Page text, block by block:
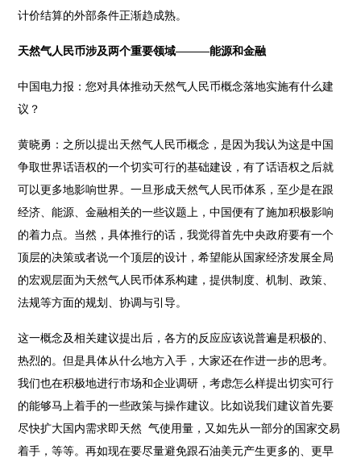
计价结算的外部条件正渐趋成熟。
天然气人民币涉及两个重要领域———能源和金融
中国电力报：您对具体推动天然气人民币概念落地实施有什么建
议？
黄晓勇：之所以提出天然气人民币概念，是因为我认为这是中国
争取世界话语权的一个切实可行的基础建设，有了话语权之后就
可以更多地影响世界。一旦形成天然气人民币体系，至少是在跟
经济、能源、金融相关的一些议题上，中国便有了施加积极影响
的着力点。当然，具体推行的话，我觉得首先中央政府要有一个
顶层的决策或者说一个顶层的设计，希望能从国家经济发展全局
的宏观层面为天然气人民币体系构建，提供制度、机制、政策、
法规等方面的规划、协调与引导。
这一概念及相关建议提出后，各方的反应应该说普遍是积极的、
热烈的。但是具体从什么地方入手，大家还在作进一步的思考。
我们也在积极地进行市场和企业调研，考虑怎么样提出切实可行
的能够马上着手的一些政策与操作建议。比如说我们建议首先要
尽快扩大国内需求即天然 气使用量，又如先从一部分的国家交易
着手，等等。再如现在要尽量避免跟石油美元产生更多的、更早